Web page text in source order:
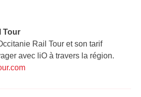
Tour​
Rail Tour et son tarif
avec liO à travers la région.